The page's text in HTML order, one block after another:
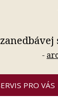
-
PRO VÁS